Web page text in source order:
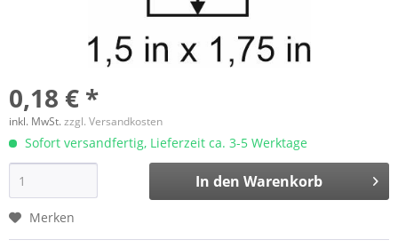
0,18 € *
inkl. MwSt.zzgl. Versandkosten
Sofort versandfertig, Lieferzeit ca. 3-5 Werktage
In den Warenkorb
Merken